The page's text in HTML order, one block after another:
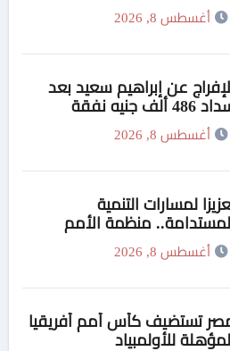
أغسطس 8, 2026
الإفراج عن إبراهيم سعيد بعد
سداد 486 ألف جنيه نفقة
لطليقته
أغسطس 8, 2026
لمسارات التنمية
المستدامة.. منظمة الأمم
المتحدة للتدريب والإعلام تواصل
برامجها الدولية عبر شبكة
أغسطس 8, 2026
تستضيف كأس أمم أفريقيا
المؤهلة للأولمبياد